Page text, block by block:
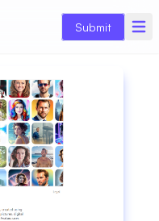
Submit